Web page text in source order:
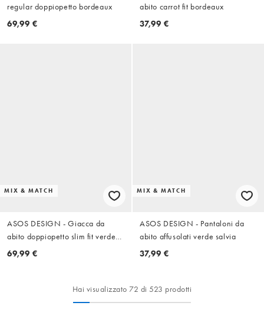
regular doppiopetto bordeaux
69,99 €
abito carrot fit bordeaux
37,99 €
MIX & MATCH
ASOS DESIGN - Giacca da
abito doppiopetto slim fit verde
salvia
69,99 €
MIX & MATCH
ASOS DESIGN - Pantaloni da
abito affusolati verde salvia
37,99 €
Hai visualizzato 72 di 523 prodotti